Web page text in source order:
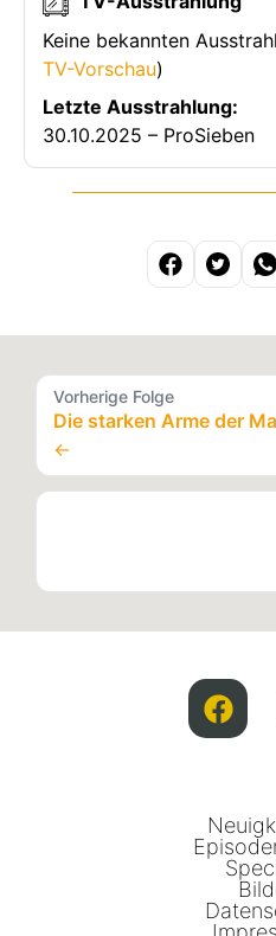
Keine bekannten
TV-Vorschau)
Letzte Ausstrahlung:
30.10.2025 – ProSieben
Vorherige Folge
Die starken Arme der
←